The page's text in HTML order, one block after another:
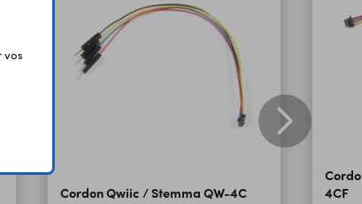
Cordon Qwiic / Stemma QW-4C
4CF
vos